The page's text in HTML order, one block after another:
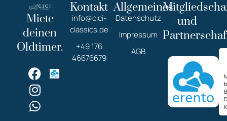
Miete
deinen
Oldtimer.
Kontakt
info@cici-
classics.de
+49 176
46676679
Allgemeines
Datenschutz
Impressum
AGB
und